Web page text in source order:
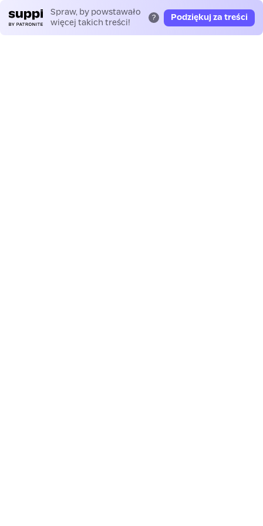
Spraw, by powstawało
więcej takich treści!
? Podziękuj za treści